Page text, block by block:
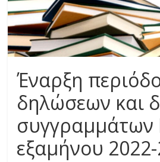
Έναρξη
δηλώσεων και
συγγραμμάτων
εξαμήνου